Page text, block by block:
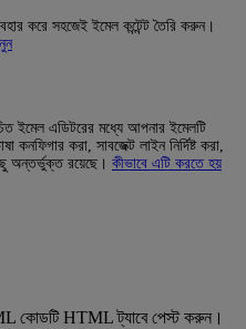
করে সহজেই ইমেল কন্টেন্ট তৈরি করুন।
ইমেল এডিটরের মধ্যে আপনার ইমেলটি
করা, সাবজেক্ট লাইন নির্দিষ্ট করা,
অন্তর্ভুক্ত রয়েছে। কীভাবে এটি করতে হয়
কোডটি HTML ট্যাবে পেস্ট করুন।